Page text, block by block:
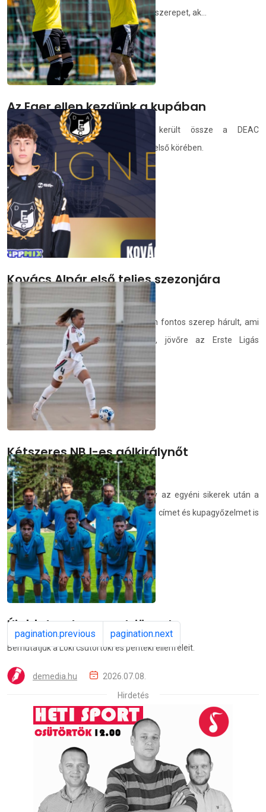
elleni találkozón leginkább azok kaptak szerepet, ak...
demedia.hu 2026.07.10.
Az Eger ellen kezdünk a kupában
Egy szintén NB III-as gárdával került össze a DEAC
labdarúgócsapata a MOL Magyar Kupa első körében.
deac.hu 2026.07.09.
Kovács Alpár első teljes szezonjára
készül a felnőtteknél
Az ifjú hokisra tavaly az utánpótlásban fontos szerep hárult, ami
jelentős önbizalmat adott számára, jövőre az Erste Ligás
csapatban is stabil taggá válna.
deac.hu 2026.07.08.
Kétszeres NB I-es gólkirálynőt
szerződtettünk
Pintér Petra abban reménykedik, hogy az egyéni sikerek után a
Debreceni Egyetem alakulatával bajnoki címet és kupagyőzelmet is
ünnepelhet.
deac.hu 2026.07.08.
Újabb tesztmeccsek jönnek
Bemutatjuk a Loki csütörtöki és pénteki ellenfeleit.
demedia.hu 2026.07.08.
pagination.previous pagination.next
Hirdetés